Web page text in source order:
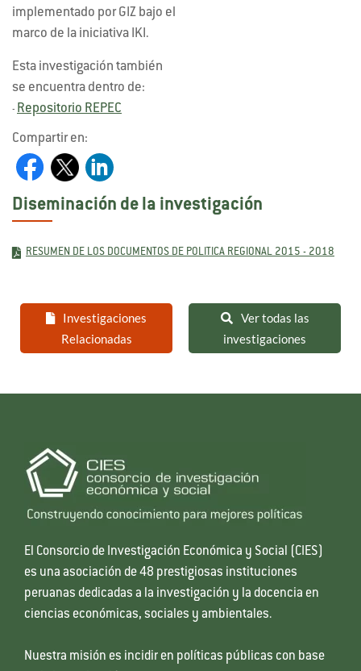
implementado por GIZ bajo el
marco de la iniciativa IKI.
Esta investigación también
se encuentra dentro de:
- Repositorio REPEC
Compartir en:
Diseminación de la investigación
RESUMEN DE LOS DOCUMENTOS DE POLITICA REGIONAL 2015 - 2018
Investigaciones
Relacionadas
Ver todas las
investigaciones
El Consorcio de Investigación Económica y Social (CIES)
es una asociación de 48 prestigiosas instituciones
peruanas dedicadas a la investigación y la docencia en
ciencias económicas, sociales y ambientales.
Nuestra misión es incidir en políticas públicas con base